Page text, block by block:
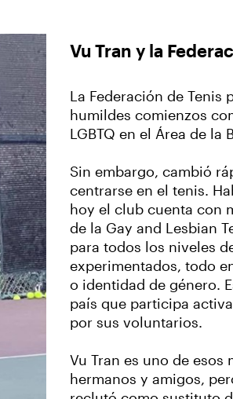
Vu Tran y la
La Federación de Tenis
humildes comienzos
LGBTQ en el Área de la
Sin embargo, cambió
centrarse en el tenis.
hoy el club cuenta con
de la Gay and Lesbian
para todos los niveles
experimentados, todo
o identidad de género.
país que participa
por sus voluntarios.
Vu Tran es uno de
hermanos y amigos,